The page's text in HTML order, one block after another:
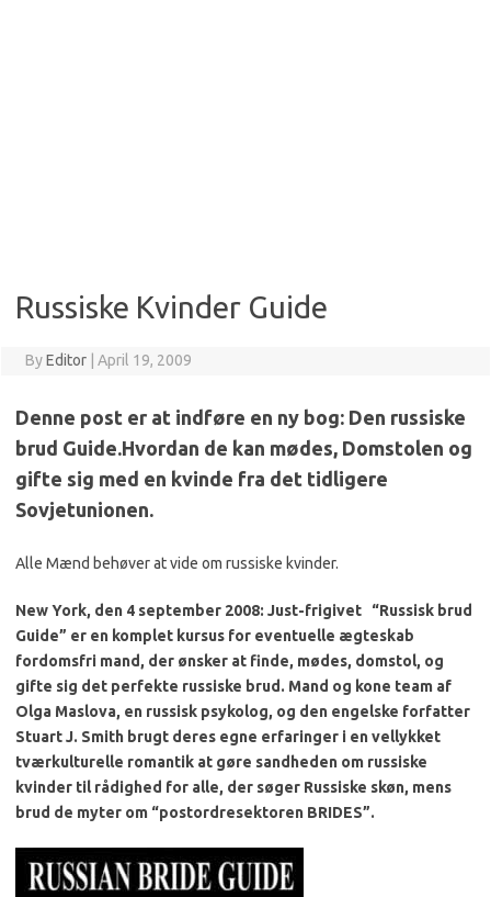
Russiske Kvinder Guide
ByEditor April 19, 2009
Denne post er at indføre en ny bog: Den russiske
brud Guide.Hvordan de kan mødes, Domstolen og
gifte sig med en kvinde fra det tidligere
Sovjetunionen.
Alle Mænd behøver at vide om russiske kvinder.
New York, den 4 september 2008: Just-frigivet
“Russisk brud
Guide” er en komplet kursus for eventuelle ægteskab
fordomsfri mand, der ønsker at finde, mødes, domstol, og
gifte sig det perfekte russiske brud. Mand og kone team af
Olga Maslova, en russisk psykolog, og den engelske forfatter
Stuart J. Smith brugt deres egne erfaringer i en vellykket
tværkulturelle romantik at gøre sandheden om russiske
kvinder til rådighed for alle, der søger Russiske skøn, mens
brud de myter om “postordresektoren BRIDES”.